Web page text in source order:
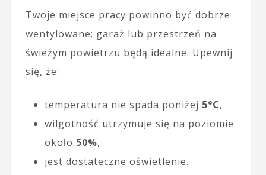
Twoje miejsce pracy powinno być dobrze
wentylowane; garaż lub przestrzeń na
świeżym powietrzu będą idealne. Upewnij
się, że:
temperatura nie spada poniżej 5°C,
wilgotność utrzymuje się na poziomie
około 50%,
jest dostateczne oświetlenie.